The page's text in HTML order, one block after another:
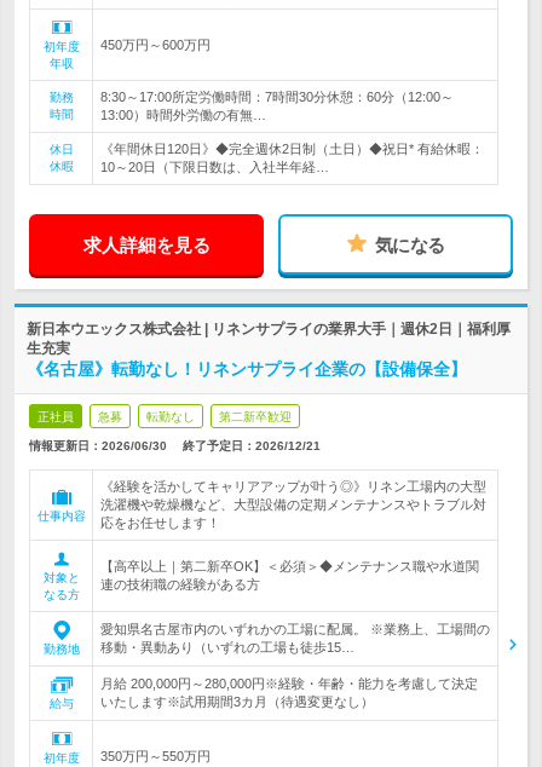
初年度
年収
450万円～600万円
勤務
時間
8:30～17:00所定労働時間：7時間30分休憩：60分（12:00～
13:00）時間外労働の有無…
休日
休暇
《年間休日120日》◆完全週休2日制（土日）◆祝日* 有給休暇：
10～20日（下限日数は、入社半年経…
求人詳細を見る 気になる
新日本ウエックス株式会社 | リネンサプライの業界大手｜週休2日｜福利厚
生充実
《名古屋》転勤なし！リネンサプライ企業の【設備保全】
正社員 急募 転勤なし 第二新卒歓迎
情報更新日：2026/06/30 終了予定日： 2026/12/21
仕事内容
《経験を活かしてキャリアアップが叶う◎》リネン工場内の大型
洗濯機や乾燥機など、大型設備の定期メンテナンスやトラブル対
応をお任せします！
対象と
なる方
【高卒以上｜第二新卒OK】＜必須＞◆メンテナンス職や水道関
連の技術職の経験がある方
勤務地
愛知県名古屋市内のいずれかの工場に配属。 ※業務上、工場間の
移動・異動あり（いずれの工場も徒歩15…
給与
月給 200,000円～280,000円※経験・年齢・能力を考慮して決定
いたします※試用期間3カ月（待遇変更なし）
初年度
350万円～550万円